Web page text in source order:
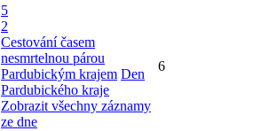
5
2
Cestování časem
nesmrtelnou párou
Pardubickým krajem Den
Pardubického kraje
Zobrazit všechny záznamy
ze dne
6